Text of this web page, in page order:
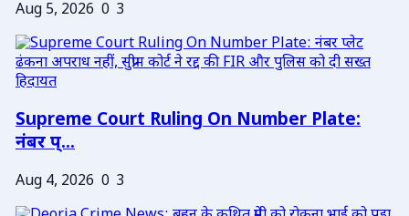
Aug 5, 2026 0 3
Supreme Court Ruling On Number Plate:
नंबर प्...
Aug 4, 2026 0 3